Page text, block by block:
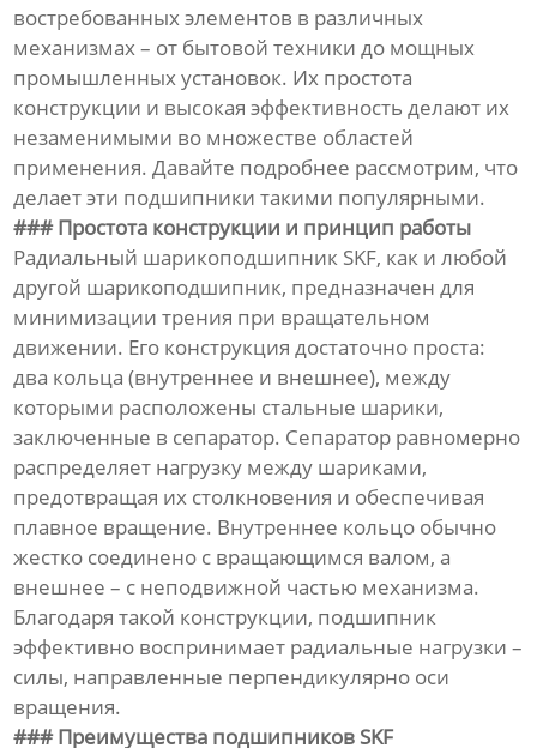
востребованных элементов в различных
механизмах – от бытовой техники до мощных
промышленных установок. Их простота
конструкции и высокая эффективность делают их
незаменимыми во множестве областей
применения. Давайте подробнее рассмотрим, что
делает эти подшипники такими популярными.
### Простота конструкции и принцип работы
Радиальный шарикоподшипник SKF, как и любой
другой шарикоподшипник, предназначен для
минимизации трения при вращательном
движении. Его конструкция достаточно проста:
два кольца (внутреннее и внешнее), между
которыми расположены стальные шарики,
заключенные в сепаратор. Сепаратор равномерно
распределяет нагрузку между шариками,
предотвращая их столкновения и обеспечивая
плавное вращение. Внутреннее кольцо обычно
жестко соединено с вращающимся валом, а
внешнее – с неподвижной частью механизма.
Благодаря такой конструкции, подшипник
эффективно воспринимает радиальные нагрузки –
силы, направленные перпендикулярно оси
вращения.
### Преимущества подшипников SKF